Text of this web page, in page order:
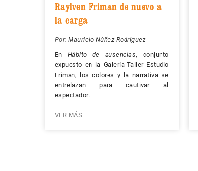
Raylven Friman de nuevo a
la carga
Por: Mauricio Núñez Rodríguez
En Hábito de ausencias, conjunto
expuesto en la Galería-Taller Estudio
Friman, los colores y la narrativa se
entrelazan para cautivar al
espectador.
VER MÁS